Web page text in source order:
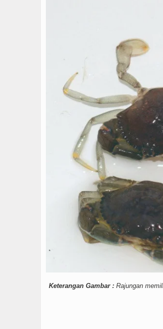
Keterangan Gambar :Rajungan